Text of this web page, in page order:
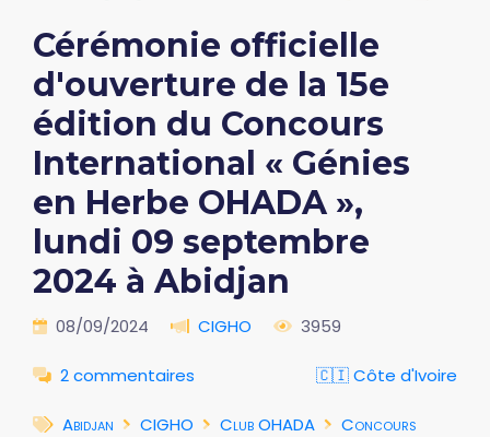
Cérémonie officielle
d'ouverture de la 15e
édition du Concours
International « Génies
en Herbe OHADA »,
lundi 09 septembre
2024 à Abidjan
08/09/2024 CIGHO 3959
2 commentaires 🇨🇮 Côte d'Ivoire
Abidjan CIGHO Club OHADA Concours